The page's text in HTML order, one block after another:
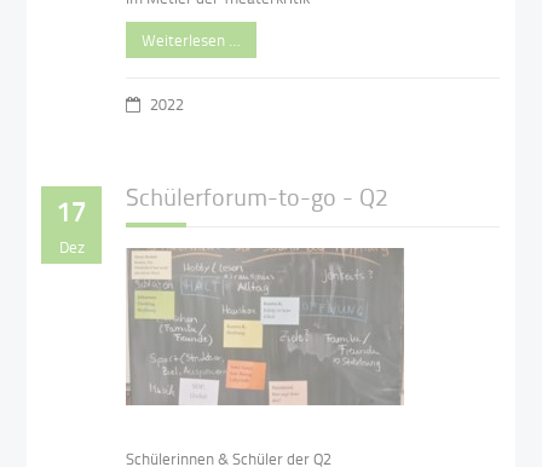
Weiterlesen …
2022
17
Dez
Schülerforum-to-go - Q2
Schülerinnen & Schüler der Q2